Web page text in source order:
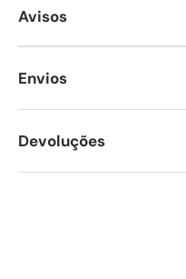
Avisos
Envios
Devoluções